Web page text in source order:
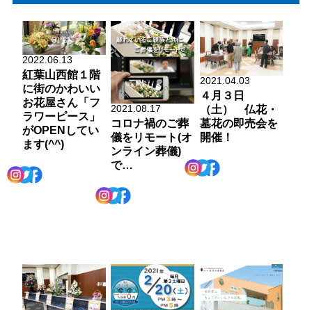
2022.06.13
紅葉山西館１階
に街のかわいい
お花屋さん「フ
ラワーピース」
がOPENしてい
ます(^^)
2021.08.17
コロナ禍のご葬
儀をリモート(オ
ンライン葬儀)
で…
2021.04.03
４月３日
（土） 仏花・
墓花の即売会を
開催！